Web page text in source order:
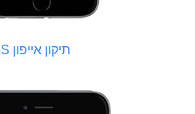
תיקון אייפון 6/6S